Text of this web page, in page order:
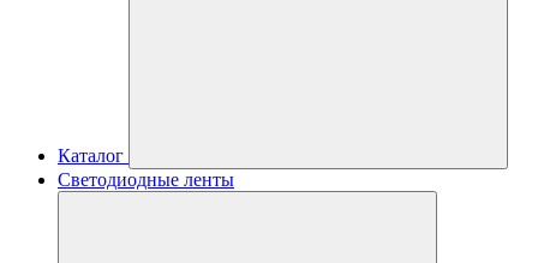
Каталог
Светодиодные ленты